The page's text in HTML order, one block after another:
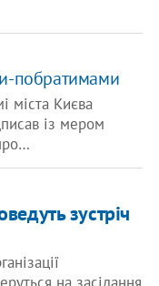
побратимами
міста Києва
із мером
зустріч